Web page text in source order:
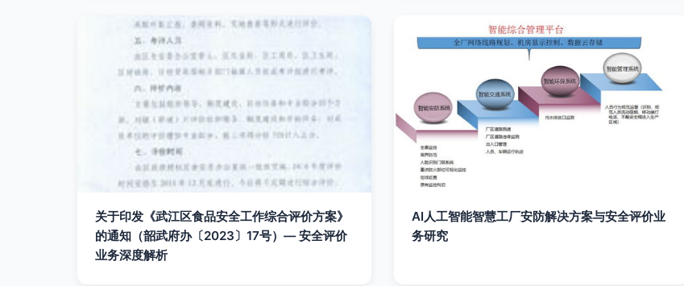
关于印发《武江区食品安全工作综合评价方案》
的通知（韶武府办〔2023〕17号）— 安全评价
业务深度解析
AI人工智能智慧工厂安防解决方案与安全评价业
务研究